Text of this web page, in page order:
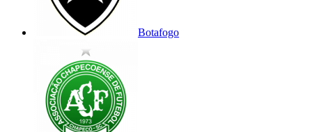
Botafogo